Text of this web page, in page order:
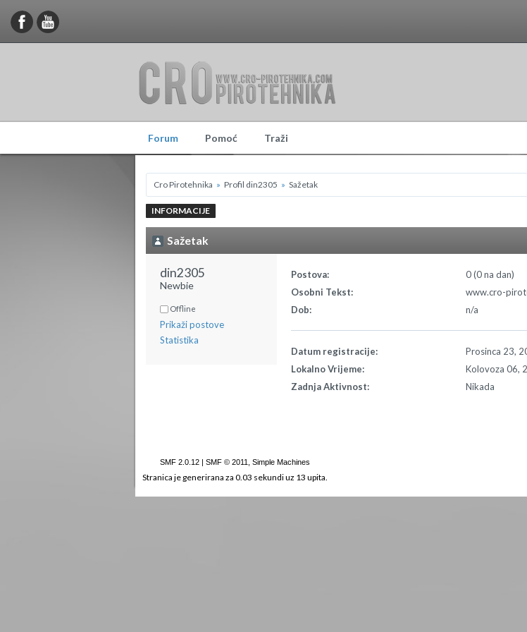
Forum Pomoć Traži
Cro Pirotehnika » Profil din2305 » Sažetak
INFORMACIJE
Sažetak
din2305
Newbie
Offline
Prikaži postove
Statistika
Postova:
0 (0 na dan)
Osobni Tekst:
www.cro-
Dob:
n/a
Datum registracije:
Prosinca 23,
Lokalno Vrijeme:
Kolovoza 06,
Zadnja Aktivnost:
Nikada
SMF 2.0.12 | SMF © 2011 Simple Machines
Stranica je generirana za 0.03 sekundi uz 13 upita.